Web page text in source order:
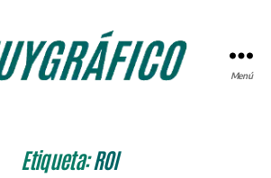
Menú
Etiqueta:ROI